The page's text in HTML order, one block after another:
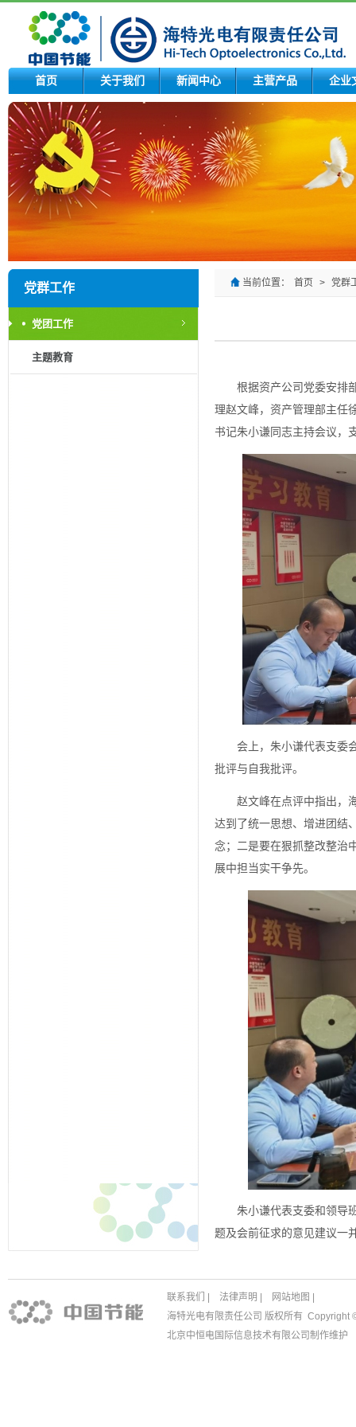
首页 关于我们 新闻中心 主营产品 企业
党群工作
党团工作
主题教育
当前位置： 首页 > 党群
根据资产公司党委安排
理赵文峰，资产管理部主任
书记朱小谦同志主持会议，
会上，朱小谦代表支委
批评与自我批评。
赵文峰在点评中指出，
达到了统一思想、增进团结
念；二是要在狠抓整改整治
展中担当实干争先。
朱小谦代表支委和领导
题及会前征求的意见建议一
联系我们 法律声明 网站地图
海特光电有限责任公司 版权所有
北京中恒电国际信息技术有限公司 制作维护